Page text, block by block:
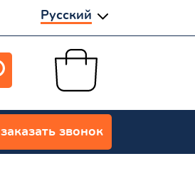
Русский
заказать звонок